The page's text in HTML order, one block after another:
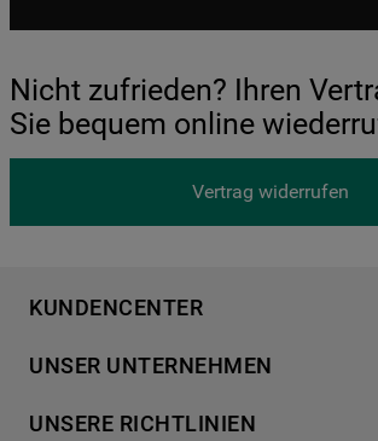
Nicht zufrieden? Ihren
Sie bequem online
Vertrag widerrufen
KUNDENCENTER
Händlersuche
Häufige Fragen
UNSER UNTERNEHMEN
Für Händler
UNSERE RICHTLINIEN